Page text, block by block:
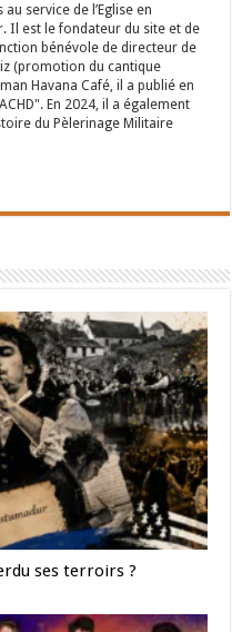
au service de l’Eglise en
Il est le fondateur du site et de
bénévole de directeur de
(promotion du cantique
Havana Café, il a publié en
En 2024, il a également
du Pèlerinage Militaire
ses terroirs ?